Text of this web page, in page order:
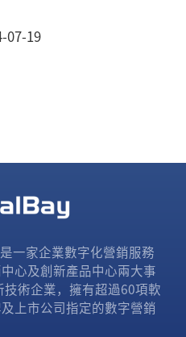
07-19
一家企業數字化營銷服務
心及創新產品中心兩大事
術企業，擁有超過60項軟
上市公司指定的數字營銷